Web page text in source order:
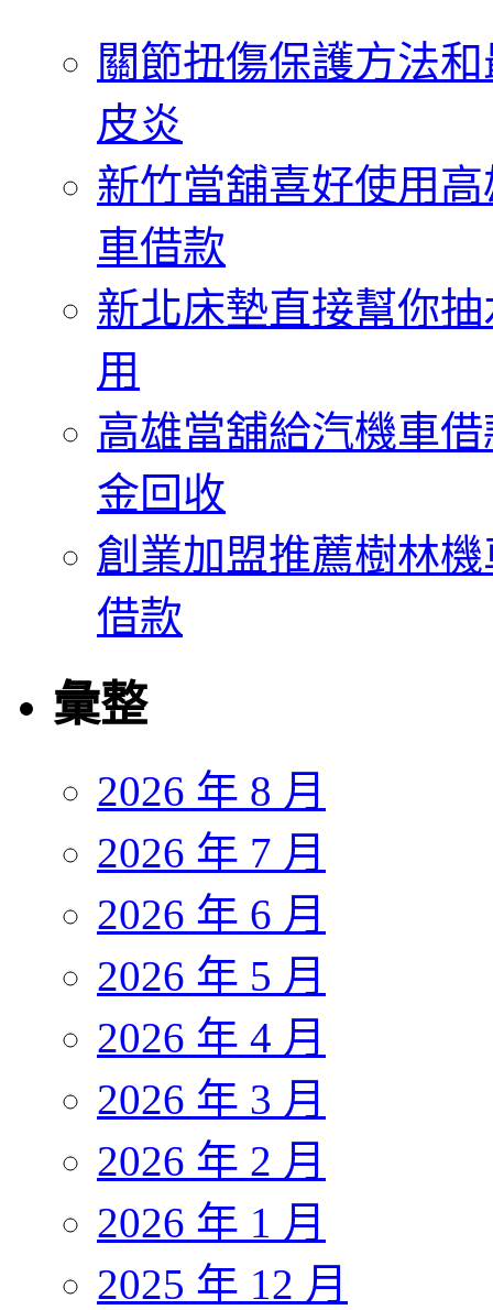
關節扭傷保護方法
皮炎
新竹當舖喜好使用
車借款
新北床墊直接幫你
用
高雄當舖給汽機車
金回收
創業加盟推薦樹林
借款
彙整
2026 年 8 月
2026 年 7 月
2026 年 6 月
2026 年 5 月
2026 年 4 月
2026 年 3 月
2026 年 2 月
2026 年 1 月
2025 年 12 月